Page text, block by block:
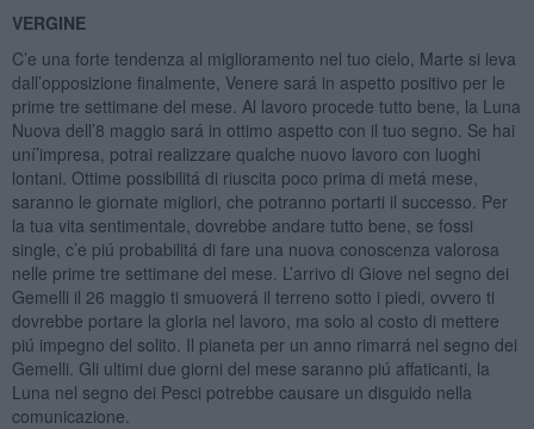
VERGINE
C’e una forte tendenza al miglioramento nel tuo cielo, Marte si leva
dall’opposizione finalmente, Venere sará in aspetto positivo per le
prime tre settimane del mese. Al lavoro procede tutto bene, la Luna
Nuova dell’8 maggio sará in ottimo aspetto con il tuo segno. Se hai
uní’impresa, potrai realizzare qualche nuovo lavoro con luoghi
lontani. Ottime possibilitá di riuscita poco prima di metá mese,
saranno le giornate migliori, che potranno portarti il successo. Per
la tua vita sentimentale, dovrebbe andare tutto bene, se fossi
single, c’e piú probabilitá di fare una nuova conoscenza valorosa
nelle prime tre settimane del mese. L’arrivo di Giove nel segno dei
Gemelli il 26 maggio ti smuoverá il terreno sotto i piedi, ovvero ti
dovrebbe portare la gloria nel lavoro, ma solo al costo di mettere
piú impegno del solito. Il pianeta per un anno rimarrá nel segno dei
Gemelli. Gli ultimi due giorni del mese saranno piú affaticanti, la
Luna nel segno dei Pesci potrebbe causare un disguido nella
comunicazione.